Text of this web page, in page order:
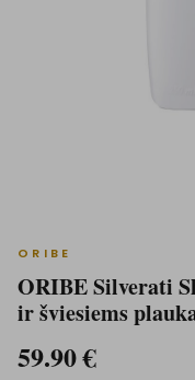
ORIBE
ORIBE Silverati
ir šviesiems
59.90€